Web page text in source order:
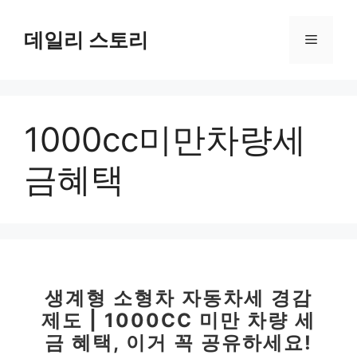
데일리 스토리 메
1000cc미만차량세
금혜택
생계형 소형차 자동차세 경감
제도 | 1000CC 미만 차량 세
금 혜택, 이거 꼭 공유하세요!